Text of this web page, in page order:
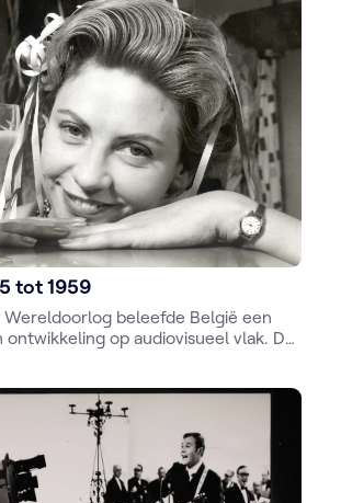
zowel in het verzet als in de
tot 1959
Wereldoorlog beleefde België een
ontwikkeling op audiovisueel vlak. De